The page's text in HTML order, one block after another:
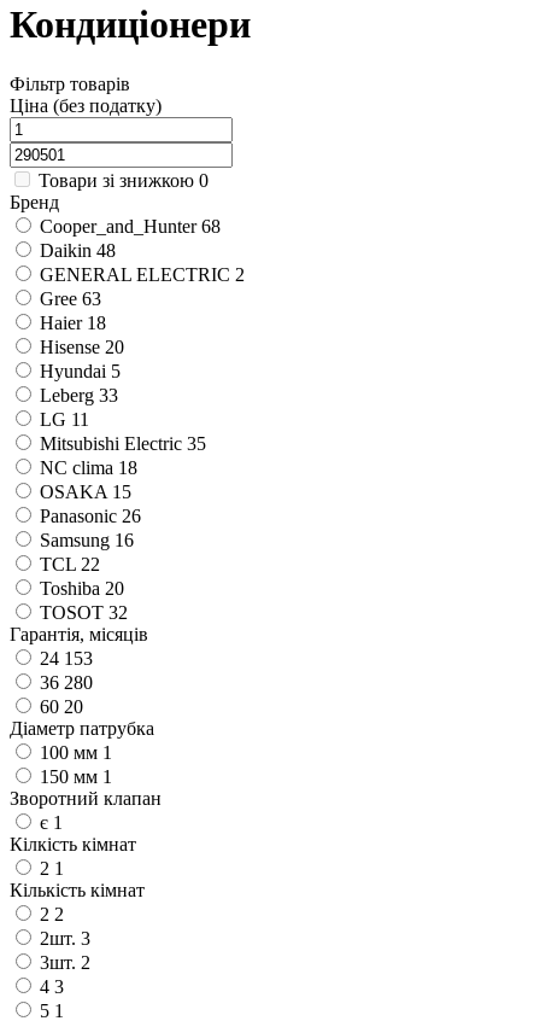
Кондиціонери
Фільтр товарів
Ціна (без податку)
Товари зі знижкою 0
Бренд
Cooper_and_Hunter 68
Daikin 48
GENERAL ELECTRIC 2
Gree 63
Haier 18
Hisense 20
Hyundai 5
Leberg 33
LG 11
Mitsubishi Electric 35
NC clima 18
OSAKA 15
Panasonic 26
Samsung 16
TCL 22
Toshiba 20
TOSOT 32
Гарантія, місяців
24 153
36 280
60 20
Діаметр патрубка
100 мм 1
150 мм 1
Зворотний клапан
є 1
Кілкість кімнат
2 1
Кількість кімнат
2 2
2шт. 3
3шт. 2
4 3
5 1